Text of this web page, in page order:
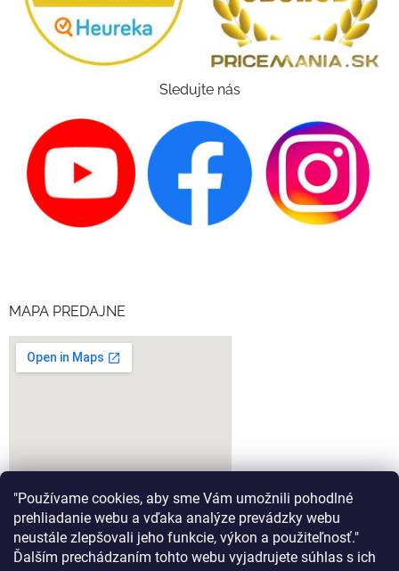
"Používame cookies, aby sme Vám umožnili pohodlné
prehliadanie webu a vďaka analýze prevádzky webu
neustále zlepšovali jeho funkcie, výkon a použiteľnosť."
Ďalším prechádzaním tohto webu vyjadrujete súhlas s ich
Sledujte nás
MAPA PREDAJNE